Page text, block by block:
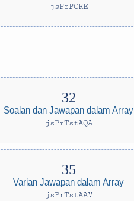
jsPrPCRE
Soalan dan Jawapan dalam Array
jsPrTstAQA
Varian Jawapan dalam Array
jsPrTstAAV